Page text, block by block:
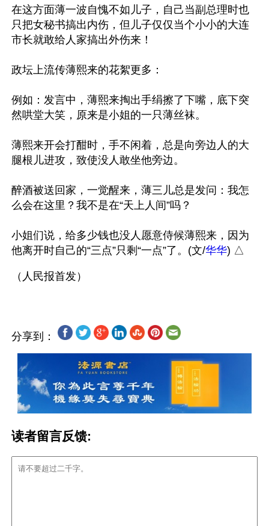
在这方面薄一波自愧不如儿子，自己当副总理时也
只把女秘书搞出内伤，但儿子仅仅当个小小的大连
市长就敢给人家搞出外伤来！
政坛上流传薄熙来的花絮更多：
例如：发言中，薄熙来掏出手绢擦了下嘴，底下突
然哄堂大笑，原来是小姐的一只薄丝袜。
薄熙来开会打酣时，手不闲着，总是向旁边人的大
腿根儿进攻，致使没人敢坐他旁边。
醉酒被送回家，一觉醒来，薄三儿总是发问：我怎
么会在这里？我不是在“天上人间”吗？
小姐们说，给多少钱也没人愿意侍候薄熙来，因为
他离开时自己的“三点”只剩“一点”了。(文/华华) △
分享到：
读者留言反馈: